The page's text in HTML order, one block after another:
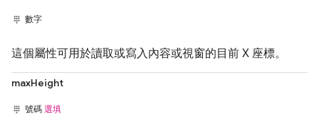
數字
這個屬性可用於讀取或寫入內容或視窗的目前 X 座標。
maxHeight
號碼 選填